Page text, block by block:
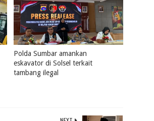
Polda Sumbar amankan
eskavator di Solsel terkait
tambang ilegal